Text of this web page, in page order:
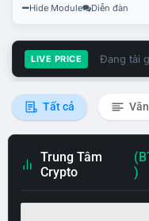
Hide Module Diễn đàn
LIVE PRICE Đang tải
Tất cả
Trung Tâm
Crypto
)